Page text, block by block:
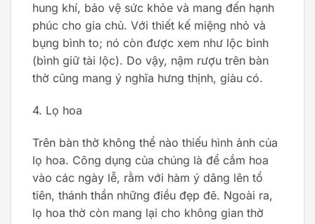
hung khí, bảo vệ sức khỏe và mang đến hạnh
phúc cho gia chủ. Với thiết kế miệng nhỏ và
bụng bình to; nó còn được xem như lộc bình
(bình giữ tài lộc). Do vậy, nậm rượu trên bàn
thờ cũng mang ý nghĩa hưng thịnh, giàu có.
4. Lọ hoa
Trên bàn thờ không thể nào thiếu hình ảnh của
lọ hoa. Công dụng của chúng là để cắm hoa
vào các ngày lễ, rằm với hàm ý dâng lên tổ
tiên, thánh thần những điều đẹp đẽ. Ngoài ra,
lọ hoa thờ còn mang lại cho không gian thờ